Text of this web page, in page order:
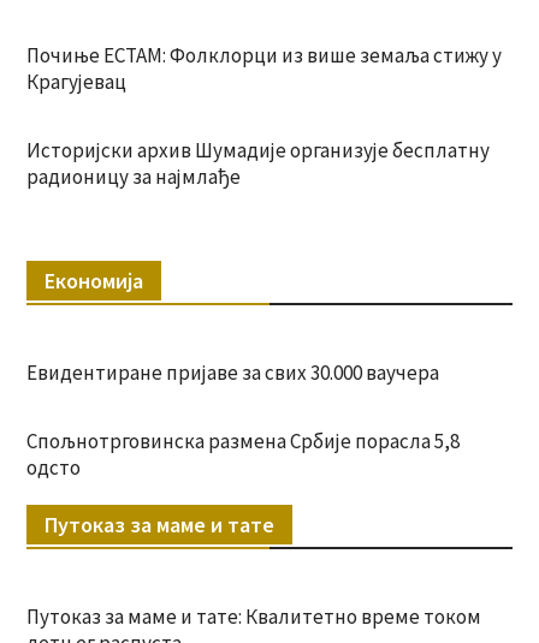
Почиње ЕСТАМ: Фолклорци из више земаља стижу у
Крагујевац
Историјски архив Шумадије организује бесплатну
радионицу за најмлађе
Економија
Евидентиране пријаве за свих 30.000 ваучера
Спољнотрговинска размена Србије порасла 5,8
одсто
Путоказ за маме и тате
Путоказ за маме и тате: Квалитетно време током